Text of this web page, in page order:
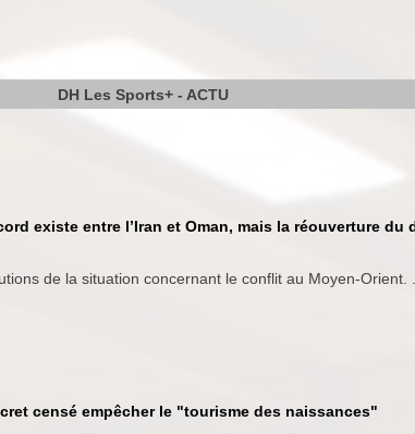
DH Les Sports+ - ACTU
existe entre l’Iran et Oman, mais la réouverture du
de la situation concernant le conflit au Moyen-Orient.
censé empêcher le "tourisme des naissances"